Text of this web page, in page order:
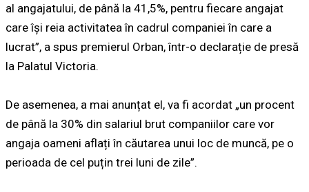
al angajatului, de până la 41,5%, pentru fiecare angajat
care îşi reia activitatea în cadrul companiei în care a
lucrat”, a spus premierul Orban, într-o declarație de presă
la Palatul Victoria.
De asemenea, a mai anunțat el, va fi acordat „un procent
de până la 30% din salariul brut companiilor care vor
angaja oameni aflați în căutarea unui loc de muncă, pe o
perioada de cel puțin trei luni de zile”.